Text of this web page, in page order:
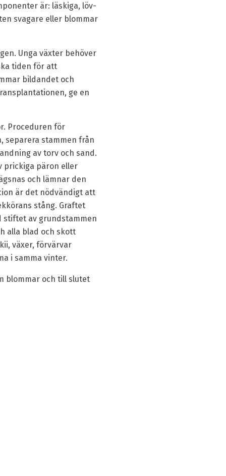
är: läskiga, löv-
svagare eller blommar
Unga växter behöver
tiden för att
bildandet och
ge en
Proceduren för
separera stammen från
av torv och sand.
prickiga päron eller
och lämnar den
är det nödvändigt att
stång. Graftet
stiftet av grundstammen
alla blad och skott
växer, förvärvar
i samma vinter.
blommar och till slutet